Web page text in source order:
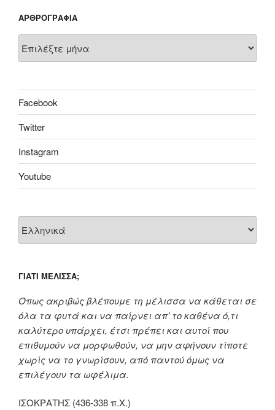
ΑΡΘΡΟΓΡΑΦΊΑ
Facebook
Twitter
Instagram
Youtube
ΓΙΑΤΊ ΜΈΛΙΣΣΑ;
Όπως ακριβώς βλέπουμε τη μέλισσα να κάθεται σε
όλα τα φυτά και να παίρνει απ’ το καθένα ό,τι
καλύτερο υπάρχει, έτσι πρέπει και αυτοί που
επιθυμούν να μορφωθούν, να μην αφήνουν τίποτε
χωρίς να το γνωρίσουν, από παντού όμως να
επιλέγουν τα ωφέλιμα.
ΙΣΟΚΡΑΤΗΣ (436-338 π.Χ.)